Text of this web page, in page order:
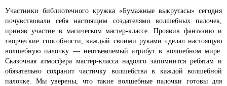
Участники библиотечного кружка «Бумажные выкрутасы» сегодня
почувствовали себя настоящим создателями волшебных палочек,
приняв участие в магическом мастер-классе. Проявив фантазию и
творческие способности, каждый своими руками сделал настоящую
волшебную палочку — неотъемлемый атрибут в волшебном мире.
Сказочная атмосфера мастер-класса надолго запомнится ребятам и
обязательно сохранит частичку волшебства в каждой волшебной
палочке. Мы уверены, что такие волшебные палочки готовы для